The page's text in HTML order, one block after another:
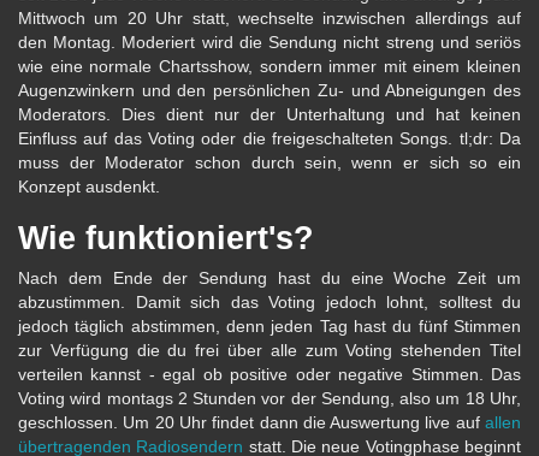
Mittwoch um 20 Uhr statt, wechselte inzwischen allerdings auf
den Montag. Moderiert wird die Sendung nicht streng und seriös
wie eine normale Chartsshow, sondern immer mit einem kleinen
Augenzwinkern und den persönlichen Zu- und Abneigungen des
Moderators. Dies dient nur der Unterhaltung und hat keinen
Einfluss auf das Voting oder die freigeschalteten Songs. tl;dr: Da
muss der Moderator schon durch sein, wenn er sich so ein
Konzept ausdenkt.
Wie funktioniert's?
Nach dem Ende der Sendung hast du eine Woche Zeit um
abzustimmen. Damit sich das Voting jedoch lohnt, solltest du
jedoch täglich abstimmen, denn jeden Tag hast du fünf Stimmen
zur Verfügung die du frei über alle zum Voting stehenden Titel
verteilen kannst - egal ob positive oder negative Stimmen. Das
Voting wird montags 2 Stunden vor der Sendung, also um 18 Uhr,
geschlossen. Um 20 Uhr findet dann die Auswertung live auf allen
übertragenden Radiosendern statt. Die neue Votingphase beginnt